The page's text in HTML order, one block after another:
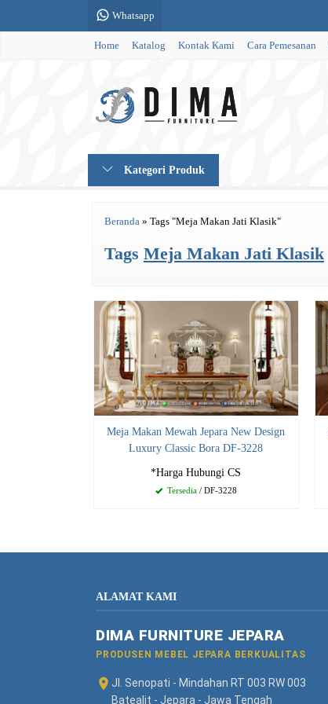
Whatsapp
Home Katalog Kontak Kami Cara Pemesanan
Kategori Produk
Beranda » Tags "Meja Makan Jati Klasik"
Tags Meja Makan Jati Klasik
Meja Makan Mewah Jepara New Design
Luxury Classic Bora DF-3228
*Harga Hubungi CS
Tersedia/ DF-3228
ALAMAT KAMI
DIMA FURNITURE JEPARA
PRODUSEN MEBEL JEPARA BERKUALITAS
Jl. Senopati - Mindahan RT 003 RW 003
Batealit - Jepara - Jawa Tengah